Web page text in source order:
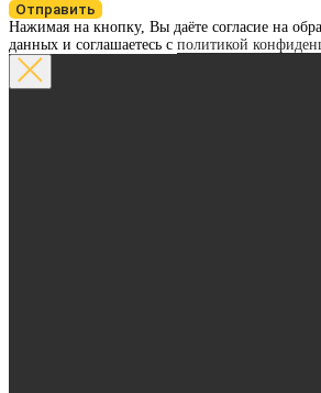
Отправить
Нажимая на кнопку, Вы даёте согласие на
данных и соглашаетесь с политикой